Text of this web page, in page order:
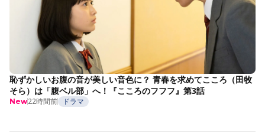
恥ずかしいお腹の音が美しい音色に？ 青春を求めてこころ（田牧
そら）は「腹ベル部」へ！『こころのフフフ』第3話
New22時間前 ドラマ